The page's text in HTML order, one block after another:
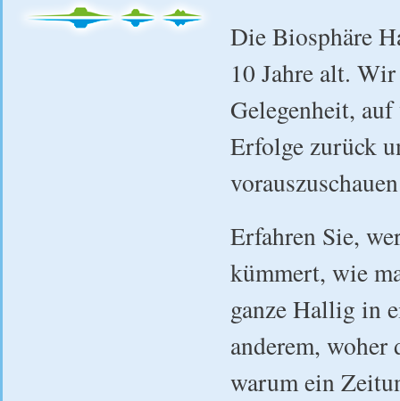
Die Biosphäre
10 Jahre alt.
Gelegenheit,
Erfolge zurück
Erfahren Sie,
kümmert, wie
ganze Hallig in
anderem,
warum ein